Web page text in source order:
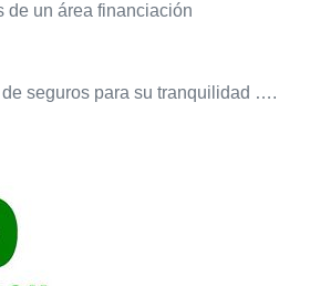
de un área financiación
seguros para su tranquilidad ….